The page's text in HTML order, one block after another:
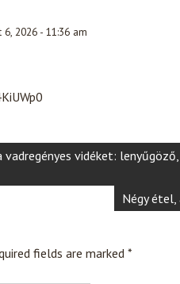
6, 2026 - 11:36 am
vadregényes vidéket:
Négy
fields are marked *